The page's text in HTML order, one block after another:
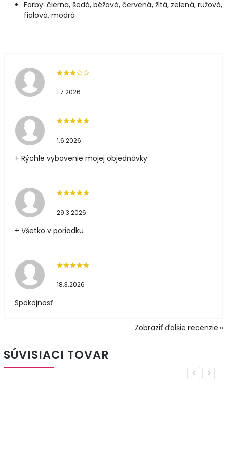
Farby: čierna, šedá, béžová, červená, žltá, zelená, ružová,
fialová, modrá
1.7.2026
1.6.2026
+ Rýchle vybavenie mojej objednávky
29.3.2026
+ Všetko v poriadku
18.3.2026
Spokojnosť
Zobraziť ďalšie recenzie
SÚVISIACI TOVAR
Previous
Next